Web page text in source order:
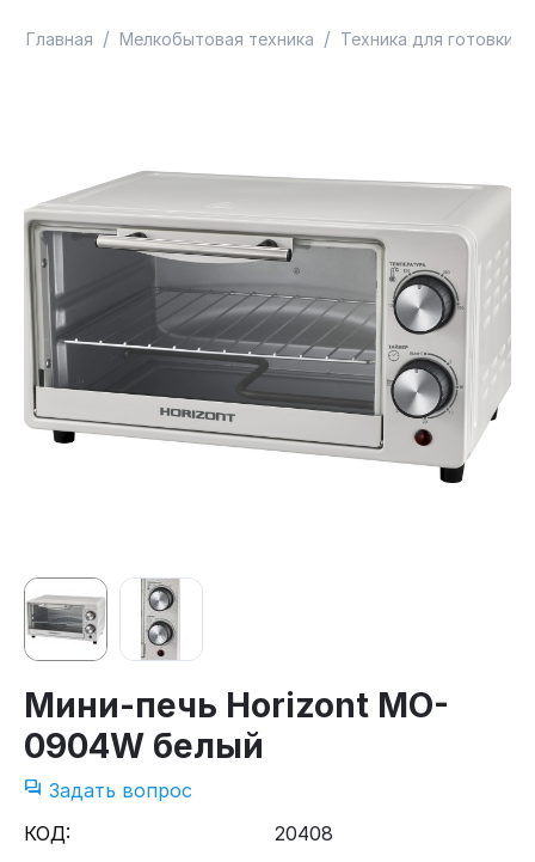
Главная / Мелкобытовая техника / Техника для готовки
Мини-печь Horizont MO-
0904W белый
Задать вопрос
КОД:
20408